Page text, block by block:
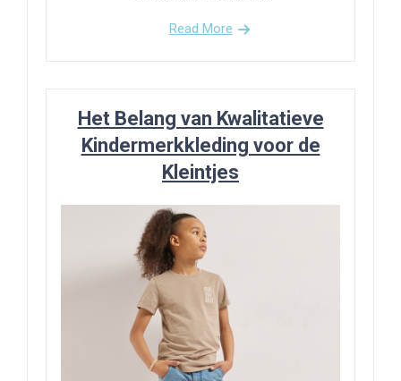
Read More
Het Belang van Kwalitatieve
Kindermerkkleding voor de
Kleintjes